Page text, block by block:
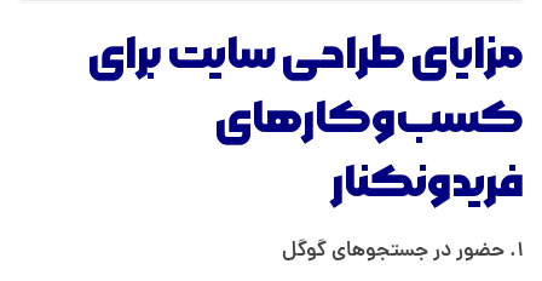
ت
د
ر
ف
مزایای طراحی سایت برای
کسب‌وکارهای
فریدونکنار
۱. حضور در جستجوهای گوگل